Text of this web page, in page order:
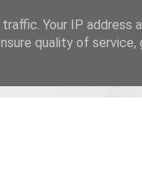
Your IP address
quality of service,